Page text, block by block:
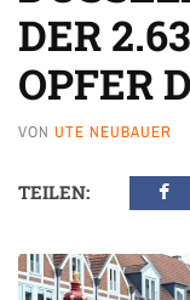
DER
OPFER
VON UTE NEUBAUER
TEILEN: